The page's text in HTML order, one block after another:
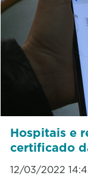
Hospitais e
certificado
12/03/2022